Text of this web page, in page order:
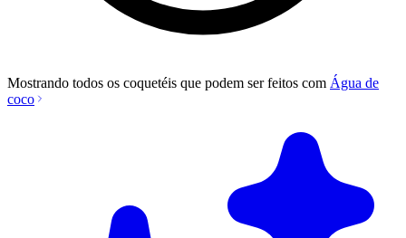
Mostrando todos os coquetéis que podem ser feitos com Água de
coco